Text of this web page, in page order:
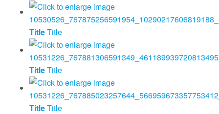
TitleTitle
TitleTitle
TitleTitle